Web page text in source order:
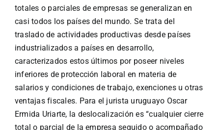
totales o parciales de empresas se generalizan en
casi todos los países del mundo. Se trata del
traslado de actividades productivas desde países
industrializados a países en desarrollo,
caracterizados estos últimos por poseer niveles
inferiores de protección laboral en materia de
salarios y condiciones de trabajo, exenciones u otras
ventajas fiscales. Para el jurista uruguayo Oscar
Ermida Uriarte, la deslocalización es “cualquier cierre
total o parcial de la empresa seguido o acompañado